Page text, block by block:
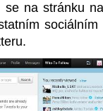
na stránku